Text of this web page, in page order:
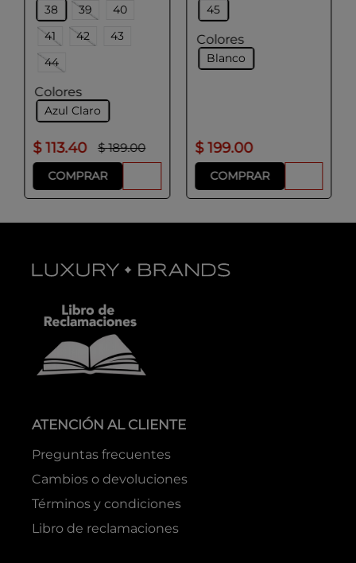
38 39
40
41
42
43
44
Colores
Azul Claro
$ 113.40 $ 189.00
COMPRAR
45
Colores
Blanco
$ 199.00
COMPRAR
ATENCIÓN AL CLIENTE
Preguntas frecuentes
Cambios o devoluciones
Términos y condiciones
Libro de reclamaciones